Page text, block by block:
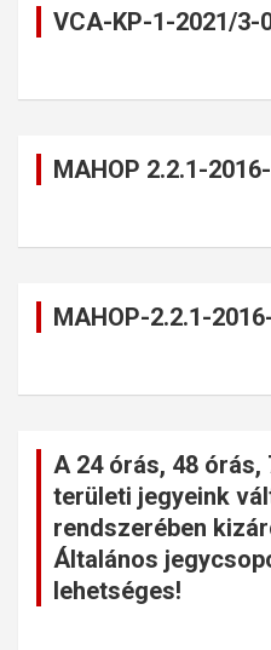
VCA-KP-1-2021/3-
MAHOP 2.2.1-
MAHOP-2.2.1-
A 24 órás, 48 órás,
területi jegyeink
rendszerében
Általános
lehetséges!